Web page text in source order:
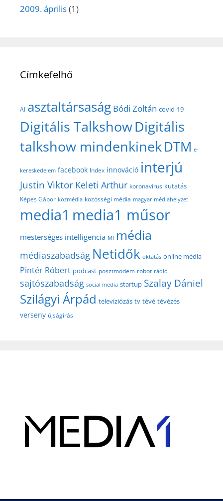
2009. április(1)
Címkefelhő
AI asztaltársaság Bódi Zoltán covid-19
Digitális TalkshowDigitális
talkshow mindenkinekDTM e-
kereskedelem facebook Index innováció interjú
Justin Viktor Keleti Arthur koronavírus kutatás
Képes Gábor közmédia közösségi média magyar médiahelyzet
media1 media1 műsor
mesterséges intelligencia MI média
médiaszabadság Netidők oktatás online média
Pintér Róbert podcast posztmodem robot rádió
sajtószabadság social media startup Szalay Dániel
Szilágyi Árpád televíziózás tv tévé tévézés
verseny újságírás